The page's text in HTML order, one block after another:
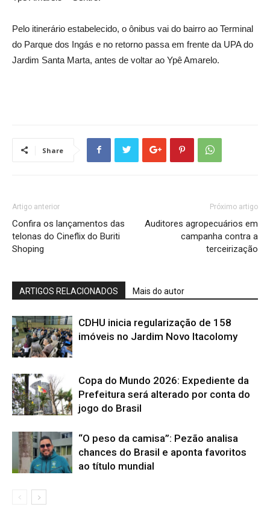
Pelo itinerário estabelecido, o ônibus vai do bairro ao Terminal
do Parque dos Ingás e no retorno passa em frente da UPA do
Jardim Santa Marta, antes de voltar ao Ypê Amarelo.
Share
Artigo anterior
Confira os lançamentos das
telonas do Cineflix do Buriti
Shoping
Próximo artigo
Auditores agropecuários em
campanha contra a
terceirização
ARTIGOS RELACIONADOS Mais do autor
CDHU inicia regularização de 158
imóveis no Jardim Novo Itacolomy
Copa do Mundo 2026: Expediente da
Prefeitura será alterado por conta do
jogo do Brasil
“O peso da camisa”: Pezão analisa
chances do Brasil e aponta favoritos
ao título mundial